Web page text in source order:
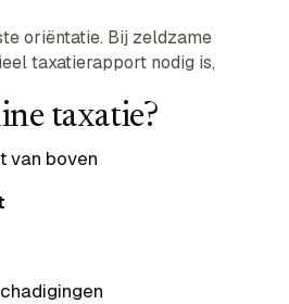
oriëntatie. Bij zeldzame
taxatierapport nodig is,
taxatie?
van boven